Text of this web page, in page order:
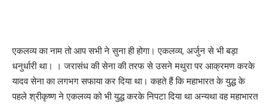
एकलव्य का नाम तो आप सभी ने सुना ही होगा। एकलव्य, अर्जुन से भी बड़ा
धनुर्धारी था। । जरासंध की सेना की तरफ से उसने मथुरा पर आक्रमण करके
यादव सेना का लगभग सफाया कर दिया था। कहते हैं कि महाभारत के युद्ध के
पहले श्रीकृष्ण ने एकलव्य को भी युद्ध करके निपटा दिया था अन्यथा वह महाभारत